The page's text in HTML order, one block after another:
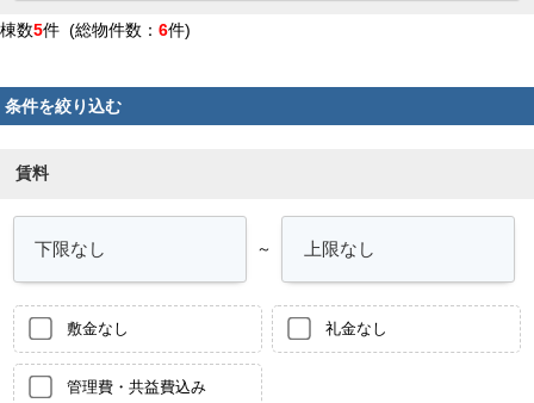
棟数5件 (総物件数： 6件)
条件を絞り込む
賃料
～
敷金なし 礼金なし
管理費・共益費込み